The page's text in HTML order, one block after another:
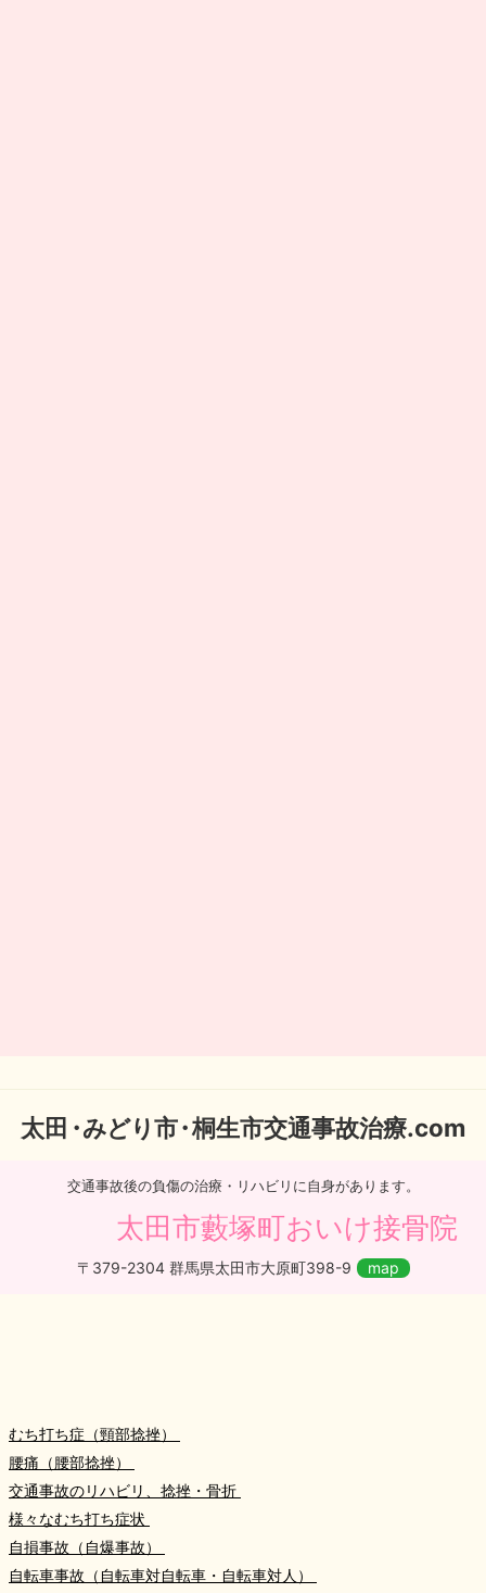
太田・みどり市・桐生市交通事故治療.com
交通事故後の負傷の治療・リハビリに自身があります。
太田市藪塚町おいけ接骨院
〒379-2304 群馬県太田市大原町398-9 map
むち打ち症（頸部捻挫）
腰痛（腰部捻挫）
交通事故のリハビリ、捻挫・骨折
様々なむち打ち症状
自損事故（自爆事故）
自転車事故（自転車対自転車・自転車対人）